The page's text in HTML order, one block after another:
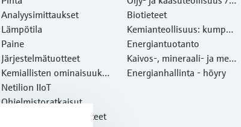
Analyysimittaukset
Lämpötila
Paine
Järjestelmätuotteet
Kemiallisten ominaisuuksi
en optinen analyysi
Netilion IIoT
Ohjelmistoratkaisut
Esittelyssä olevat tuotteet
Marine
Biotieteet
Kemianteollisuus: kumppa
ni kestävään menestyksee
n
Energiantuotanto
Kaivos-, mineraali- ja meta
lliteollisuus
Energianhallinta - höyry